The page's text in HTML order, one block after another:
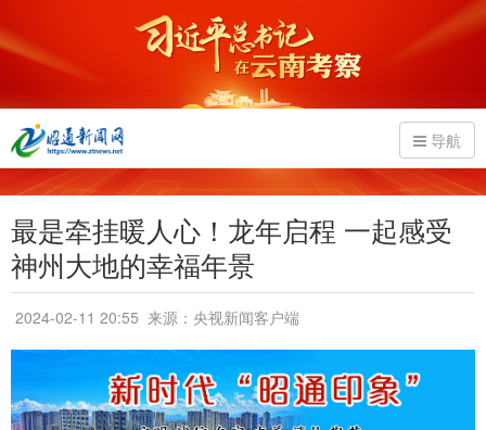
导航
最是牵挂暖人心！龙年启程 一起感受
神州大地的幸福年景
2024-02-11 20:55 来源：央视新闻客户端